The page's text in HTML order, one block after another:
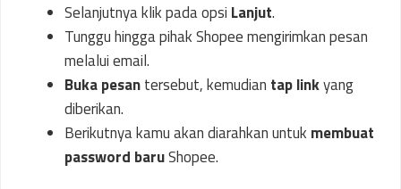
Selanjutnya klik pada opsi Lanjut.
Tunggu hingga pihak Shopee mengirimkan pesan
melalui email.
Buka pesantersebut, kemudian tap linkyang
diberikan.
Berikutnya kamu akan diarahkan untuk membuat
password baruShopee.